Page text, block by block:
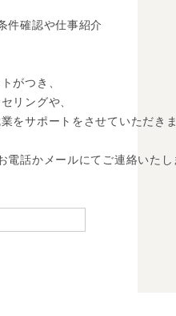
件確認や仕事紹介
がつき、
リングや、
をサポートをさせていただき
電話かメールにてご連絡いたし